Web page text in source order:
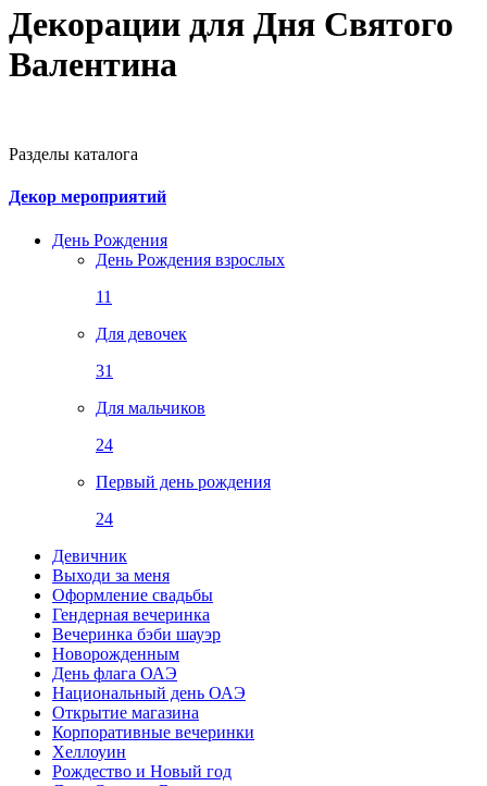
Декорации для Дня Святого
Валентина
Разделы каталога
Декор мероприятий
День Рождения
День Рождения взрослых
11
Для девочек
31
Для мальчиков
24
Первый день рождения
24
Девичник
Выходи за меня
Оформление свадьбы
Гендерная вечеринка
Вечеринка бэби шауэр
Новорожденным
День флага ОАЭ
Национальный день ОАЭ
Открытие магазина
Корпоративные вечеринки
Хеллоуин
Рождество и Новый год